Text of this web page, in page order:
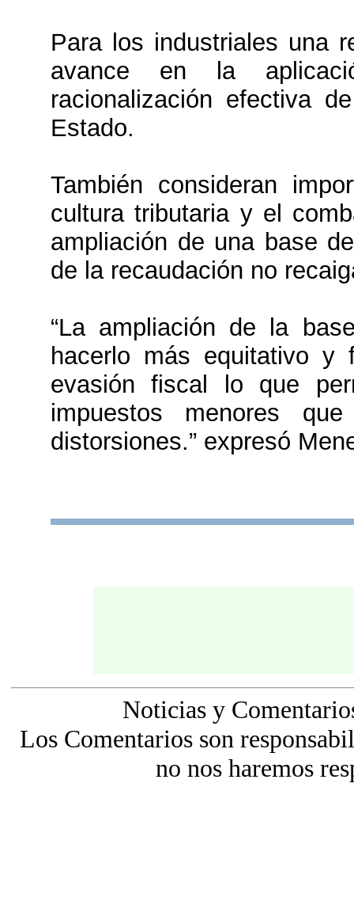
Para los industriales una
avance en la
racionalización efectiva
Estado.
También consideran
cultura tributaria y el
ampliación de una base
de la recaudación no
“La ampliación de la
hacerlo más equitativo y
evasión fiscal lo que
impuestos menores
distorsiones.” expresó
Noticias y
Los Comentarios son
no nos haremos